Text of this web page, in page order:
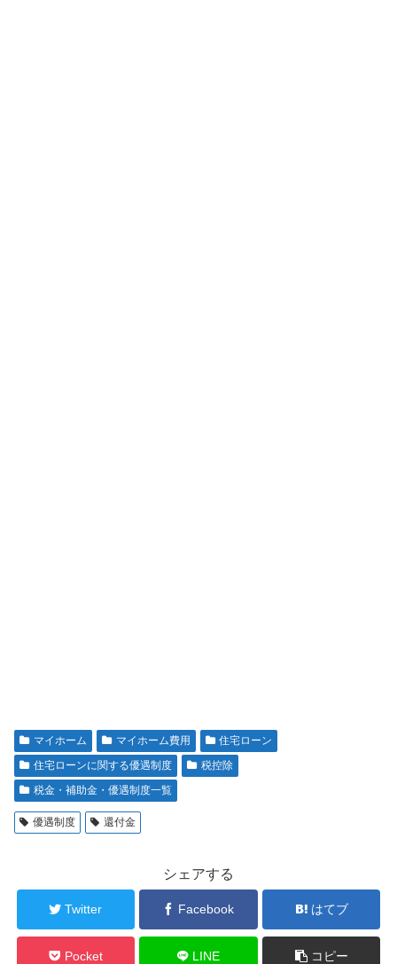
マイホーム マイホーム費用
住宅ローン
住宅ローンに関する優遇制度
税控除
税金・補助金・優遇制度一覧
優遇制度 還付金
シェアする
Twitter Facebook はてブ
Pocket LINE コピー